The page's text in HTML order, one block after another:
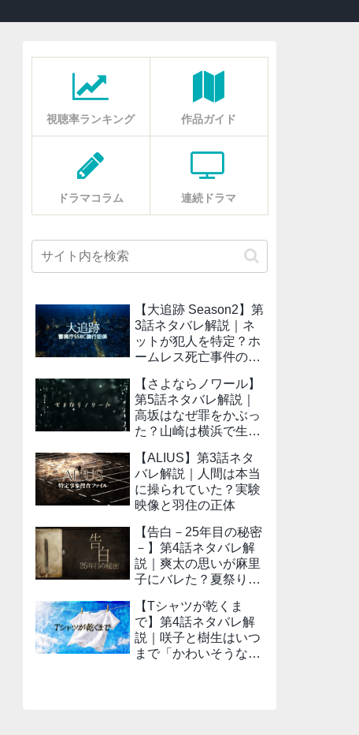
視聴率ランキング 作品ガイド
ドラマコラム 連続ドラマ
【大追跡 Season2】第
3話ネタバレ解説｜ネ
ットが犯人を特定？ホ
ームレス死亡事件の真
【さよならノワール】
第5話ネタバレ解説｜
高坂はなぜ罪をかぶっ
た？山崎は横浜で生き
【ALIUS】第3話ネタ
バレ解説｜人間は本当
に操られていた？実験
映像と羽住の正体
【告白－25年目の秘密
－】第4話ネタバレ解
説｜爽太の思いが麻里
子にバレた？夏祭りの
【Tシャツが乾くま
で】第4話ネタバレ解
説｜咲子と樹生はいつ
まで「かわいそうな